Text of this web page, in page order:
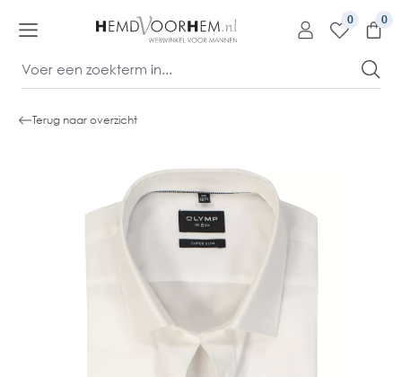
0
Terug naar overzicht